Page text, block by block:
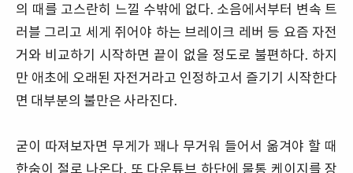
의 때를 고스란히 느낄 수밖에 없다. 소음에서부터 변속 트
러블 그리고 세게 쥐어야 하는 브레이크 레버 등 요즘 자전
거와 비교하기 시작하면 끝이 없을 정도로 불편하다. 하지
만 애초에 오래된 자전거라고 인정하고서 즐기기 시작한다
면 대부분의 불만은 사라진다.
굳이 따져보자면 무게가 꽤나 무거워 들어서 옮겨야 할 때
한숨이 절로 나온다. 또 다운튜브 하단에 물통 케이지를 장